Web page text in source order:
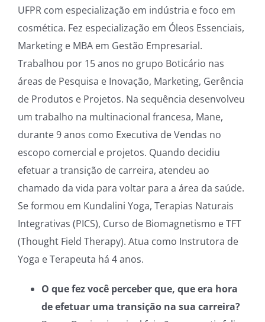
UFPR com especialização em indústria e foco em
cosmética. Fez especialização em Óleos Essenciais,
Marketing e MBA em Gestão Empresarial.
Trabalhou por 15 anos no grupo Boticário nas
áreas de Pesquisa e Inovação, Marketing, Gerência
de Produtos e Projetos. Na sequência desenvolveu
um trabalho na multinacional francesa, Mane,
durante 9 anos como Executiva de Vendas no
escopo comercial e projetos. Quando decidiu
efetuar a transição de carreira, atendeu ao
chamado da vida para voltar para a área da saúde.
Se formou em Kundalini Yoga, Terapias Naturais
Integrativas (PICS), Curso de Biomagnetismo eTFT
(Thought Field Therapy). Atua como Instrutora de
Yoga e Terapeuta há 4 anos.
O que fez você perceber que, que era hora
de efetuar uma transição na sua carreira?